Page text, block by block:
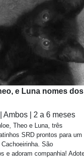
e Luna nomes dos
Ambos | 2 a 6 meses
Theo e Luna, três
SRD prontos para um
São
e adoram companhia!